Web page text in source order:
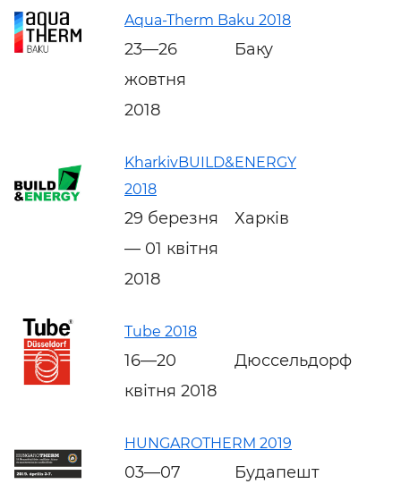
Aqua-Therm Baku 2018
23—26
жовтня
2018
Баку
KharkivBUILD&ENERGY
2018
29 березня
— 01 квітня
2018
Харків
Tube 2018
16—20
квітня 2018
Дюссельдорф
HUNGAROTHERM 2019
03—07
Будапешт